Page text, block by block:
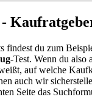
findest du zum
-Test. Wenn du also
auf welche
auch wir
Seite das